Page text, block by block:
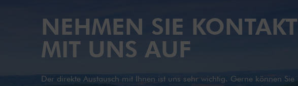
NEHMEN SIE KONTAKT
MIT UNS AUF
Der direkte Austausch mit Ihnen ist uns sehr wichtig. Gerne können Sie